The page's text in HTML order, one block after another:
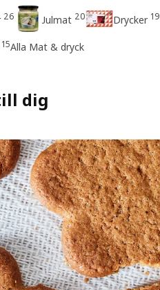
26 Julmat 20 Drycker 19
15Alla Mat & dryck
dig